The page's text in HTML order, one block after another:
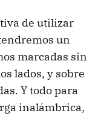
de utilizar
un
marcadas sin
lados, y sobre
Y todo para
inalámbrica,